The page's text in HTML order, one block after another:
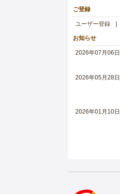
ご登録
ユーザー登録
お知らせ
2026年07月06日
2026年05月28日
2026年01月10日